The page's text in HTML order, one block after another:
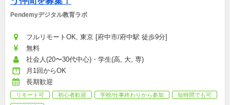
Pendemyデジタル教育ラボ
フルリモートOK, 東京 [府中市/府中駅 徒歩9分]
無料
社会人(20〜30代中心)・学生(高, 大, 専)
月1回からOK
長期歓迎
リモート可 初心者歓迎 学校/仕事終わりから参加
短時間でも可